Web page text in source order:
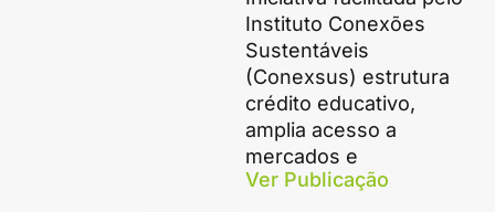
Instituto Conexões
Sustentáveis
(Conexsus) estrutura
crédito educativo,
amplia acesso a
mercados e
Ver Publicação